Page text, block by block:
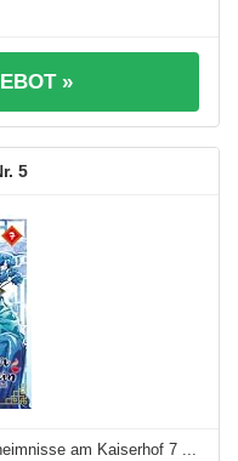
»
5
am Kaiserhof 7 ...